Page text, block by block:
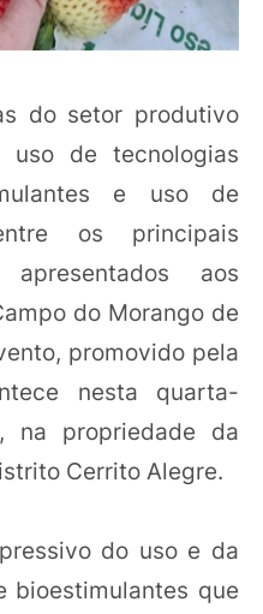
do setor produtivo
de tecnologias
e uso de
os principais
aos
do Morango de
promovido pela
nesta quarta-
na propriedade da
Cerrito Alegre.
do uso e da
bioestimulantes que